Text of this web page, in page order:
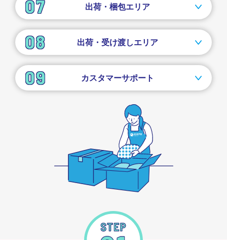
出荷・梱包エリア
出荷・受け渡しエリア
カスタマーサポート